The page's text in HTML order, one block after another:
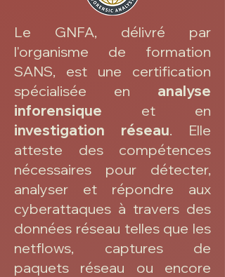
Le GNFA, délivré par
l'organisme de formation
SANS, est une certification
spécialisée en analyse
inforensique et en
investigation réseau. Elle
atteste des compétences
nécessaires pour détecter,
analyser et répondre aux
cyberattaques à travers des
données réseau telles que les
netflows, captures de
paquets réseau ou encore